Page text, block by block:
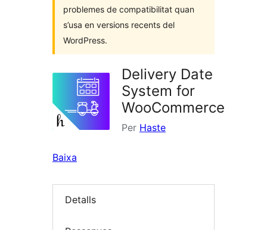
problemes de compatibilitat quan
s’usa en versions recents del
WordPress.
Delivery Date
System for
WooCommerce
Per Haste
Baixa
Detalls